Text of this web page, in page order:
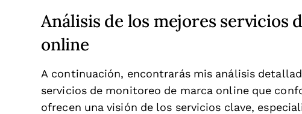
Análisis de los mejores servicios
online
A continuación, encontrarás mis análisis
servicios de monitoreo de marca online que
ofrecen una visión de los servicios clave,